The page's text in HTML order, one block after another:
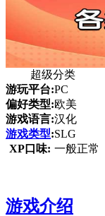
超级分类
游玩平台:PC
偏好类型:欧美
游戏语言:汉化
游戏类型:SLG
XP口味: 一般正常
游戏介绍